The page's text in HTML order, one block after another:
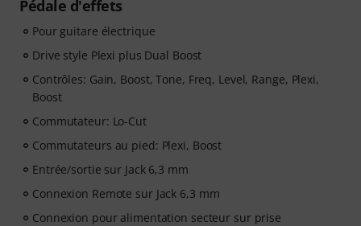
Pédale d'effets
Pour guitare électrique
Drive style Plexi plus Dual Boost
Contrôles: Gain, Boost, Tone, Freq, Level, Range, Plexi,
Boost
Commutateur: Lo-Cut
Commutateurs au pied: Plexi, Boost
Entrée/sortie sur Jack 6,3 mm
Connexion Remote sur Jack 6,3 mm
Connexion pour alimentation secteur sur prise